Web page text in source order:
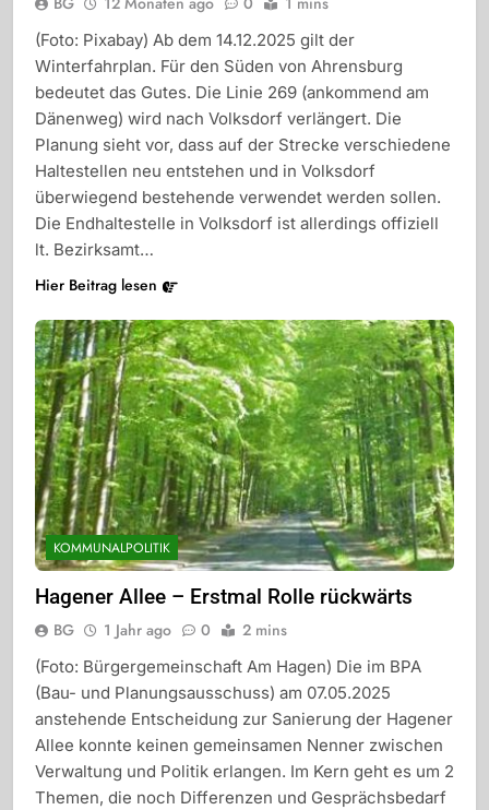
(Foto: Pixabay) Ab dem 14.12.2025 gilt der
Winterfahrplan. Für den Süden von Ahrensburg
bedeutet das Gutes. Die Linie 269 (ankommend am
Dänenweg) wird nach Volksdorf verlängert. Die
Planung sieht vor, dass auf der Strecke verschiedene
Haltestellen neu entstehen und in Volksdorf
überwiegend bestehende verwendet werden sollen.
Die Endhaltestelle in Volksdorf ist allerdings offiziell
lt. Bezirksamt…
Hier Beitrag lesen
KOMMUNALPOLITIK
Hagener Allee – Erstmal Rolle rückwärts
BG 1 Jahr ago 0 2 mins
(Foto: Bürgergemeinschaft Am Hagen) Die im BPA
(Bau- und Planungsausschuss) am 07.05.2025
anstehende Entscheidung zur Sanierung der Hagener
Allee konnte keinen gemeinsamen Nenner zwischen
Verwaltung und Politik erlangen. Im Kern geht es um 2
Themen, die noch Differenzen und Gesprächsbedarf